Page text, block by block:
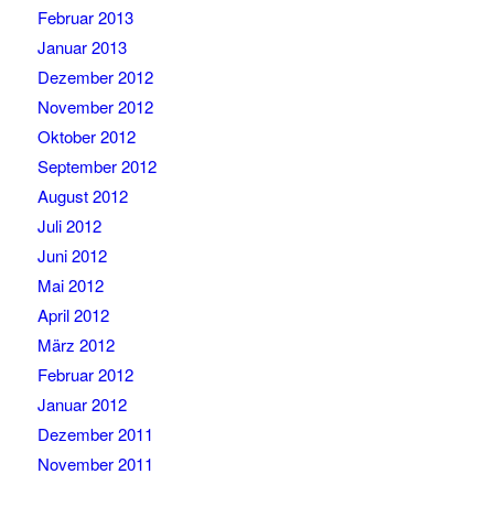
Februar 2013
Januar 2013
Dezember 2012
November 2012
Oktober 2012
September 2012
August 2012
Juli 2012
Juni 2012
Mai 2012
April 2012
März 2012
Februar 2012
Januar 2012
Dezember 2011
November 2011